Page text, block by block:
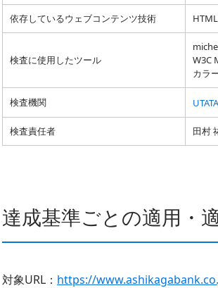
依存しているウェブコンテンツ技術
検査に使用したツール
W3C
カラ
検査機関
検査責任者 田村
達成基準ごとの適用・
対象URL： https://